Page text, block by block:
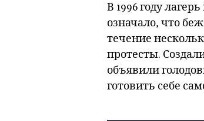
В 1996 году
означало, что
течение
протесты.
объявили
готовить себе